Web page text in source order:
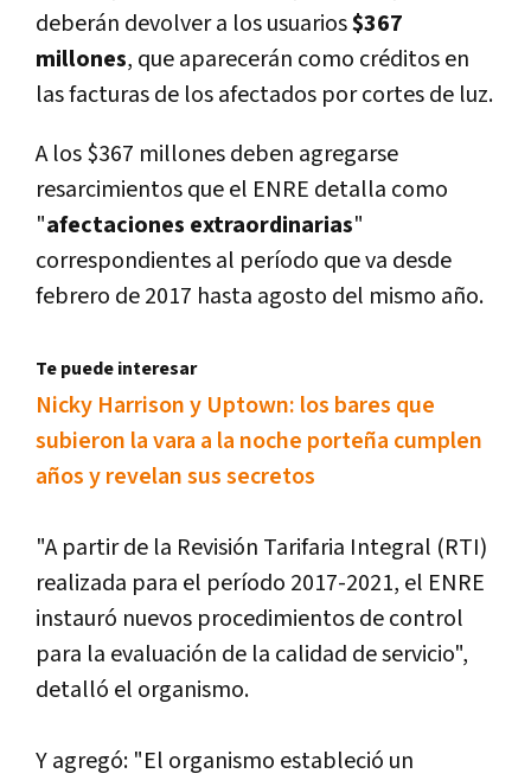
deberán devolver a los usuarios$367
millones, que aparecerán como créditos en
las facturas de los afectados por cortes de luz.
A los $367 millones deben agregarse
resarcimientos que el ENRE detalla como
"afectaciones extraordinarias"
correspondientes al perí­odo que va desde
febrero de 2017 hasta agosto del mismo año.
Te puede interesar
Nicky Harrison y Uptown: los bares que
subieron la vara a la noche porteña cumplen
años y revelan sus secretos
"A partir de la Revisión Tarifaria Integral (RTI)
realizada para el perí­odo 2017-2021, el ENRE
instauró nuevos procedimientos de control
para la evaluación de la calidad de servicio",
detalló el organismo.
Y agregó: "El organismo estableció un